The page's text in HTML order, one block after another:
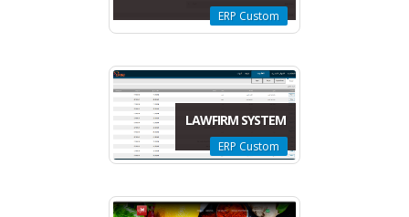
ERP Custom
LAWFIRM SYSTEM
ERP Custom